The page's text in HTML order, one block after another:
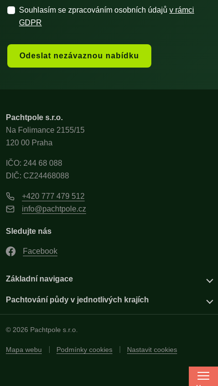
Souhlasím se zpracováním osobních údajů v rámci
GDPR
Odeslat nezávaznou nabídku
Pachtpole s.r.o.
Na Folimance 2155/15
120 00 Praha
IČO: 244 68 088
DIČ: CZ24468088
+420 777 479 512
info@pachtpole.cz
Sledujte nás
Facebook
Základní navigace
Pachtování půdy v jednotlivých krajích
© 2026 Pachtpole s.r.o.
Mapa webu Podmínky cookies Nastavit cookies